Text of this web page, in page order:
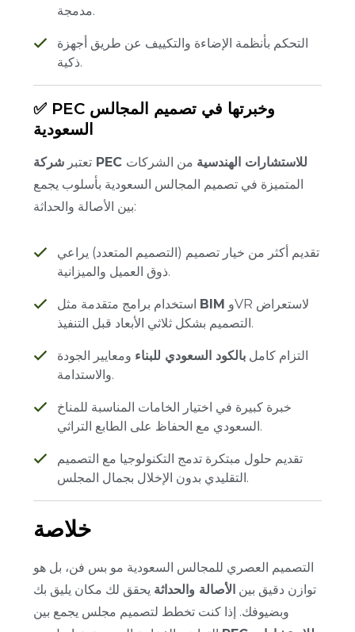
مدمجة.
التحكم بأنظمة الإضاءة والتكييف عن طريق أجهزة
ذكية.
✅ PEC وخبرتها في تصميم المجالس
السعودية
تعتبر شركة PEC للاستشارات الهندسية من الشركات
المتميزة في تصميم المجالس السعودية بأسلوب يجمع
بين الأصالة والحداثة:
تقديم أكثر من خيار تصميم (التصميم المتعدد) يراعي
ذوق العميل والميزانية.
BIM
التصميم بشكل ثلاثي الأبعاد قبل التنفيذ.
التزام كامل بالكود السعودي للبناء ومعايير الجودة
والاستدامة.
خبرة كبيرة في اختيار الخامات المناسبة للمناخ
السعودي مع الحفاظ على الطابع التراثي.
تقديم حلول مبتكرة تدمج التكنولوجيا مع التصميم
التقليدي بدون الإخلال بجمال المجلس.
خلاصة
التصميم العصري للمجالس السعودية مو بس فن، بل هو
توازن دقيق بين الأصالة والحداثة يحقق لك مكان يليق بك
وبضيوفك. إذا كنت تخطط لتصميم مجلس يجمع بين